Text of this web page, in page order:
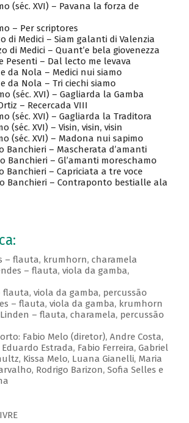
XVI) – Pavana la forza de
Per scriptores
– Siam galanti di Valenzia
– Quant’e bela giovenezza
– Dal lecto me levava
Nola – Medici nui siamo
Nola – Tri ciechi siamo
XVI) – Gagliarda la Gamba
– Recercada VIII
XVI) – Gagliarda la Traditora
XVI) – Visin, visin, visin
XVI) – Madona nui sapimo
– Mascherata d’amanti
– Gl’amanti moreschamo
– Capriciata a tre voce
– Contraponto bestialle ala
– flauta, krumhorn, charamela
– flauta, viola da gamba,
viola da gamba, percussão
– flauta, viola da gamba, krumhorn
– flauta, charamela, percussão
Fabio Melo (diretor), Andre Costa,
Estrada, Fabio Ferreira, Gabriel
Kissa Melo, Luana Gianelli, Maria
Rodrigo Barizon, Sofia Selles e